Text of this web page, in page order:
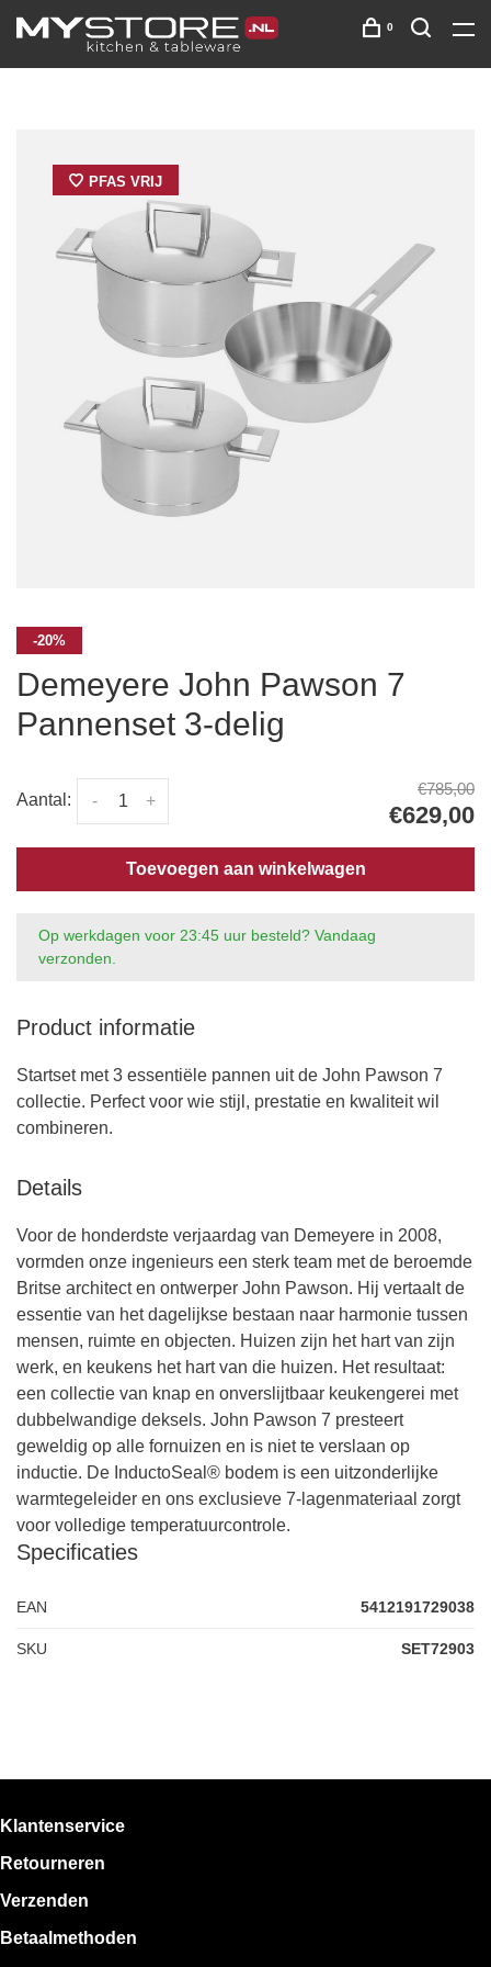
0
PFAS VRIJ
-20%
Demeyere John Pawson 7
Pannenset 3-delig
Aantal: +
-
€785,00
€629,00
Toevoegen aan winkelwagen
Op werkdagen voor 23:45 uur besteld? Vandaag
verzonden.
Product informatie
Startset met 3 essentiële pannen uit de John Pawson 7
collectie. Perfect voor wie stijl, prestatie en kwaliteit wil
combineren.
Details
Voor de honderdste verjaardag van Demeyere in 2008,
vormden onze ingenieurs een sterk team met de beroemde
Britse architect en ontwerper John Pawson. Hij vertaalt de
essentie van het dagelijkse bestaan naar harmonie tussen
mensen, ruimte en objecten. Huizen zijn het hart van zijn
werk, en keukens het hart van die huizen. Het resultaat:
een collectie van knap en onverslijtbaar keukengerei met
dubbelwandige deksels. John Pawson 7 presteert
geweldig op alle fornuizen en is niet te verslaan op
inductie. De InductoSeal® bodem is een uitzonderlijke
warmtegeleider en ons exclusieve 7-lagenmateriaal zorgt
voor volledige temperatuurcontrole.
Specificaties
EAN 5412191729038
SKU SET72903
Klantenservice
Retourneren
Verzenden
Betaalmethoden